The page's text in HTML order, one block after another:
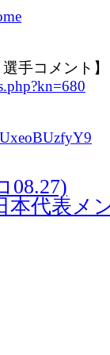
手コメント】
08.27)
本代表メ